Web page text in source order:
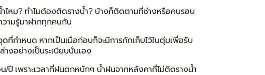
ไหม? ทำไมต้องติดรางน้ำ? บ้างก็ติดตามที่ช่างหรือคนรอบ
วามรู้มาฝากทุกคนกัน
ที่กำหนด หากเป็นเมื่อก่อนก็จะมีการกักเก็บไว้ในตุ่มเพื่อรับ
างอย่างเป็นระเบียบนั่นเอง
ปี เพราะเวลาที่ฝนตกหนักๆ น้ำฝนจากหลังคาที่ไม่ติดรางน้ำ